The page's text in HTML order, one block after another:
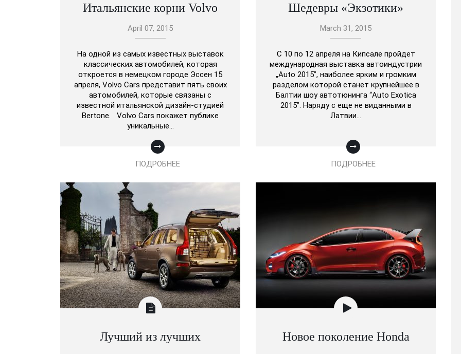
Итальянские корни Volvo
April 07, 2015
На одной из самых известных выставок
классических автомобилей, которая
откроется в немецком городе Эссен 15
апреля, Volvo Cars представит пять своих
автомобилей, которые связаны с
известной итальянской дизайн-студией
Bertone. Volvo Cars покажет публике
уникальные…
ПОДРОБНЕЕ
Шедевры «Экзотики»
March 31, 2015
С 10 по 12 апреля на Кипсале пройдет
международная выставка автоиндустрии
„Auto 2015”, наиболее ярким и громким
разделом которой станет крупнейшее в
Балтии шоу автотюнинга “Auto Exotica
2015”. Наряду с еще не виданными в
Латвии…
ПОДРОБНЕЕ
Лучший из лучших Новое поколение Honda